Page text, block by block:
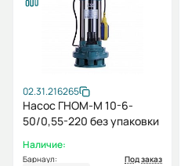
02.31.216265
Насос ГНОМ-М 10-6-
50/0,55-220 без упаковки
Наличие:
Барнаул: Под заказ